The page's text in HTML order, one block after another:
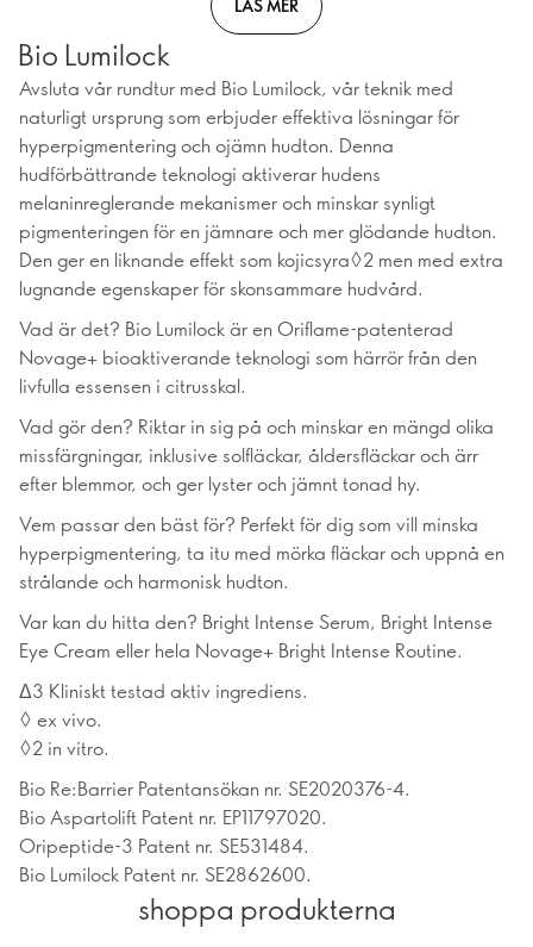
LÄS MER
Bio Lumilock
Avsluta vår rundtur med Bio Lumilock, vår teknik med
naturligt ursprung som erbjuder effektiva lösningar för
hyperpigmentering och ojämn hudton. Denna
hudförbättrande teknologi aktiverar hudens
melaninreglerande mekanismer och minskar synligt
pigmenteringen för en jämnare och mer glödande hudton.
Den ger en liknande effekt som kojicsyra◊2 men med extra
lugnande egenskaper för skonsammare hudvård.
Vad är det? Bio Lumilock är en Oriflame-patenterad
Novage+ bioaktiverande teknologi som härrör från den
livfulla essensen i citrusskal.
Vad gör den? Riktar in sig på och minskar en mängd olika
missfärgningar, inklusive solfläckar, åldersfläckar och ärr
efter blemmor, och ger lyster och jämnt tonad hy.
Vem passar den bäst för? Perfekt för dig som vill minska
hyperpigmentering, ta itu med mörka fläckar och uppnå en
strålande och harmonisk hudton.
Var kan du hitta den? Bright Intense Serum, Bright Intense
Eye Cream eller hela Novage+ Bright Intense Routine.
Δ3 Kliniskt testad aktiv ingrediens.
◊ ex vivo.
◊2 in vitro.
Bio Re:Barrier Patentansökan nr. SE2020376-4.
Bio Aspartolift Patent nr. EP11797020.
Oripeptide-3 Patent nr. SE531484.
Bio Lumilock Patent nr. SE2862600.
shoppa produkterna